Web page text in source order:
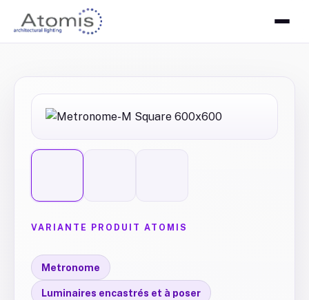
VARIANTE PRODUIT ATOMIS
Metronome
Luminaires encastrés et à poser